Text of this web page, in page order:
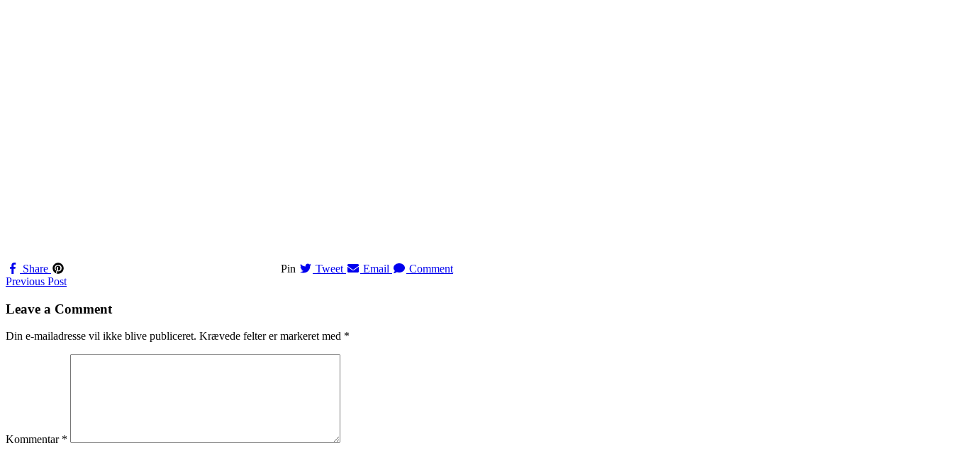
Share Pin Tweet Email Comment
Navigation
til
Previous Post
Leave a Comment
Din e-mailadresse vil ikke blive publiceret. Krævede felter er markeret med *
Kommentar *